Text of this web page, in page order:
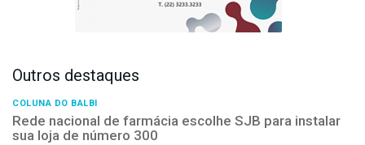
Outros destaques
COLUNA DO BALBI
Rede nacional de farmácia escolhe SJB para instalar
sua loja de número 300